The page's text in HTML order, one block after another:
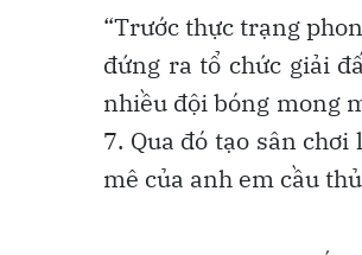
“Trước thực trạng
đứng ra tổ chức giải
nhiều đội bóng mong
7. Qua đó tạo sân
mê của anh em cầu